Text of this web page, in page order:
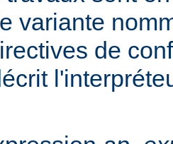
variante
de